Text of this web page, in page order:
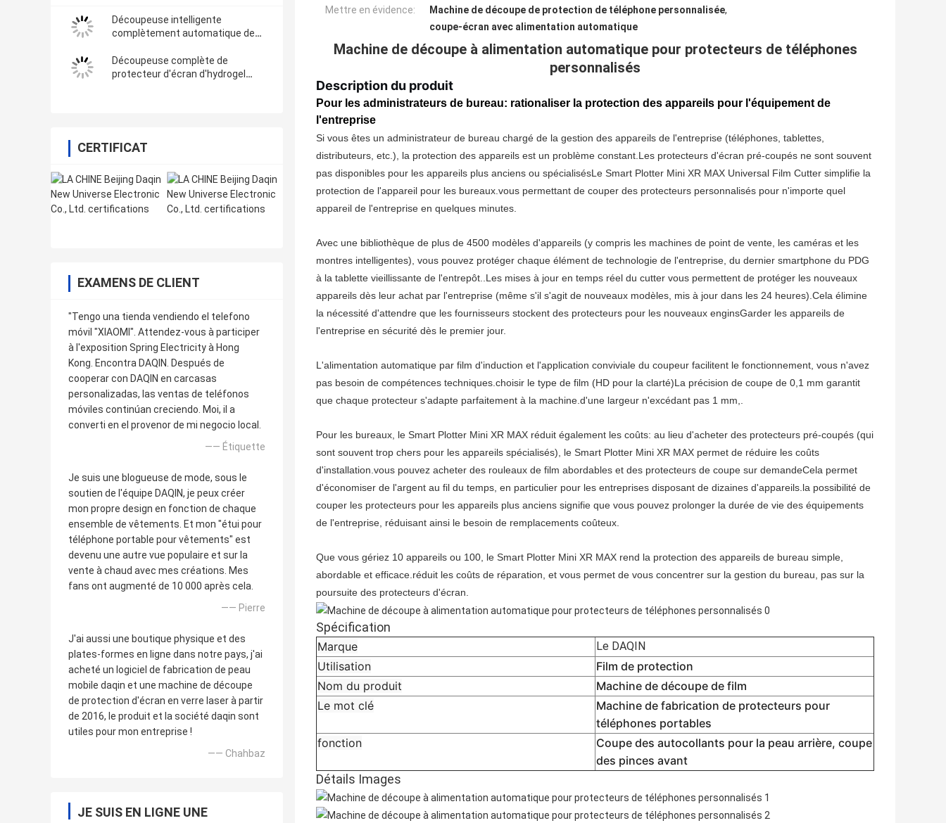
Découpeuse intelligente
complètement automatique de
vinyle avec Wifi Bluetooth
Découpeuse complète de
protecteur d'écran d'hydrogel
CERTIFICAT
EXAMENS DE CLIENT
"Tengo una tienda vendiendo el telefono
móvil "XIAOMI". Attendez-vous à participer
à l'exposition Spring Electricity à Hong
Kong. Encontra DAQIN. Después de
cooperar con DAQIN en carcasas
personalizadas, las ventas de teléfonos
móviles continúan creciendo. Moi, il a
converti en el provenor de mi negocio local.
—— Étiquette
Je suis une blogueuse de mode, sous le
soutien de l'équipe DAQIN, je peux créer
mon propre design en fonction de chaque
ensemble de vêtements. Et mon "étui pour
téléphone portable pour vêtements" est
devenu une autre vue populaire et sur la
vente à chaud avec mes créations. Mes
fans ont augmenté de 10 000 après cela.
—— Pierre
J'ai aussi une boutique physique et des
plates-formes en ligne dans notre pays, j'ai
acheté un logiciel de fabrication de peau
mobile daqin et une machine de découpe
de protection d'écran en verre laser à partir
de 2016, le produit et la société daqin sont
utiles pour mon entreprise !
—— Chahbaz
JE SUIS EN LIGNE UNE
Mettre en évidence:
Machine de découpe de protection de téléphone personnalisée,
coupe-écran avec alimentation automatique
Machine de découpe à alimentation automatique pour protecteurs de téléphones
personnalisés
Description du produit
Pour les administrateurs de bureau: rationaliser la protection des appareils pour l'équipement de
l'entreprise
Si vous êtes un administrateur de bureau chargé de la gestion des appareils de l'entreprise (téléphones, tablettes,
distributeurs, etc.), la protection des appareils est un problème constant.Les protecteurs d'écran pré-coupés ne sont souvent
pas disponibles pour les appareils plus anciens ou spécialisésLe Smart Plotter Mini XR MAX Universal Film Cutter simplifie la
protection de l'appareil pour les bureaux.vous permettant de couper des protecteurs personnalisés pour n'importe quel
appareil de l'entreprise en quelques minutes.
Avec une bibliothèque de plus de 4500 modèles d'appareils (y compris les machines de point de vente, les caméras et les
montres intelligentes), vous pouvez protéger chaque élément de technologie de l'entreprise, du dernier smartphone du PDG
à la tablette vieillissante de l'entrepôt..Les mises à jour en temps réel du cutter vous permettent de protéger les nouveaux
appareils dès leur achat par l'entreprise (même s'il s'agit de nouveaux modèles, mis à jour dans les 24 heures).Cela élimine
la nécessité d'attendre que les fournisseurs stockent des protecteurs pour les nouveaux enginsGarder les appareils de
l'entreprise en sécurité dès le premier jour.
L'alimentation automatique par film d'induction et l'application conviviale du coupeur facilitent le fonctionnement, vous n'avez
pas besoin de compétences techniques.choisir le type de film (HD pour la clarté)La précision de coupe de 0,1 mm garantit
que chaque protecteur s'adapte parfaitement à la machine.d'une largeur n'excédant pas 1 mm,.
Pour les bureaux, le Smart Plotter Mini XR MAX réduit également les coûts: au lieu d'acheter des protecteurs pré-coupés (qui
sont souvent trop chers pour les appareils spécialisés), le Smart Plotter Mini XR MAX permet de réduire les coûts
d'installation.vous pouvez acheter des rouleaux de film abordables et des protecteurs de coupe sur demandeCela permet
d'économiser de l'argent au fil du temps, en particulier pour les entreprises disposant de dizaines d'appareils.la possibilité de
couper les protecteurs pour les appareils plus anciens signifie que vous pouvez prolonger la durée de vie des équipements
de l'entreprise, réduisant ainsi le besoin de remplacements coûteux.
Que vous gériez 10 appareils ou 100, le Smart Plotter Mini XR MAX rend la protection des appareils de bureau simple,
abordable et efficace.réduit les coûts de réparation, et vous permet de vous concentrer sur la gestion du bureau, pas sur la
poursuite des protecteurs d'écran.
Spécification
Marque Le DAQIN
Utilisation
Film de protection
Nom du produit
Machine de découpe de film
Le mot clé
Machine de fabrication de protecteurs pour
téléphones portables
fonction
Coupe des autocollants pour la peau arrière, coupe
des pinces avant
Détails Images